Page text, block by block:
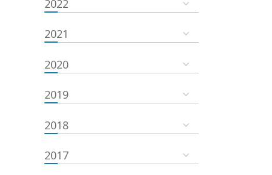
2022
2021
2020
2019
2018
2017